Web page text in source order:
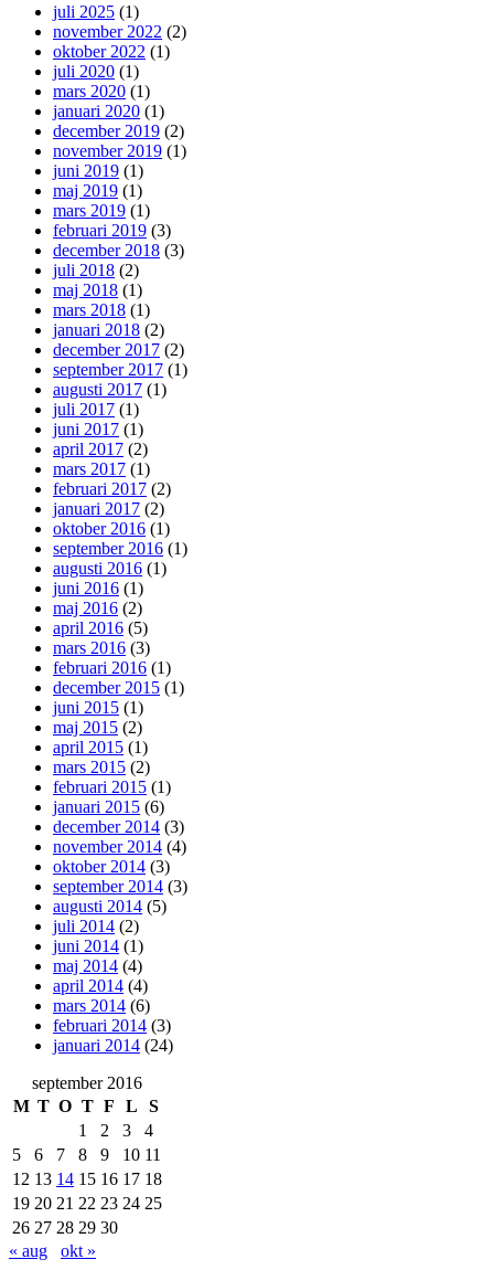
juli 2025 (1)
november 2022 (2)
oktober 2022 (1)
juli 2020 (1)
mars 2020 (1)
januari 2020 (1)
december 2019 (2)
november 2019 (1)
juni 2019 (1)
maj 2019 (1)
mars 2019 (1)
februari 2019 (3)
december 2018 (3)
juli 2018 (2)
maj 2018 (1)
mars 2018 (1)
januari 2018 (2)
december 2017 (2)
september 2017 (1)
augusti 2017 (1)
juli 2017 (1)
juni 2017 (1)
april 2017 (2)
mars 2017 (1)
februari 2017 (2)
januari 2017 (2)
oktober 2016 (1)
september 2016 (1)
augusti 2016 (1)
juni 2016 (1)
maj 2016 (2)
april 2016 (5)
mars 2016 (3)
februari 2016 (1)
december 2015 (1)
juni 2015 (1)
maj 2015 (2)
april 2015 (1)
mars 2015 (2)
februari 2015 (1)
januari 2015 (6)
december 2014 (3)
november 2014 (4)
oktober 2014 (3)
september 2014 (3)
augusti 2014 (5)
juli 2014 (2)
juni 2014 (1)
maj 2014 (4)
april 2014 (4)
mars 2014 (6)
februari 2014 (3)
januari 2014 (24)
september 2016
M T O T F L
S
1
2 3
4
5
6 7 8 9 10 11
12 13 14 15 16 17 18
19 20 21 22 23 24 25
26 27 28 29 30
« aug
okt »